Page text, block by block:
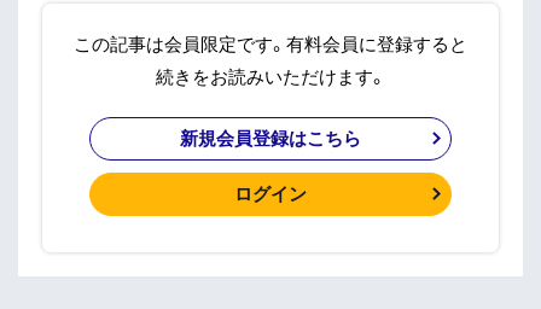
この記事は会員限定です。有料会員に登録すると
続きをお読みいただけます。
新規会員登録はこちら
ログイン